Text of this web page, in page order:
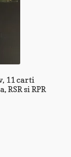
11 carti
si RPR